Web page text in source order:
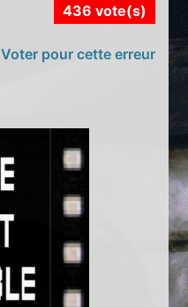
436 vote(s)
Voter pour cette erreur